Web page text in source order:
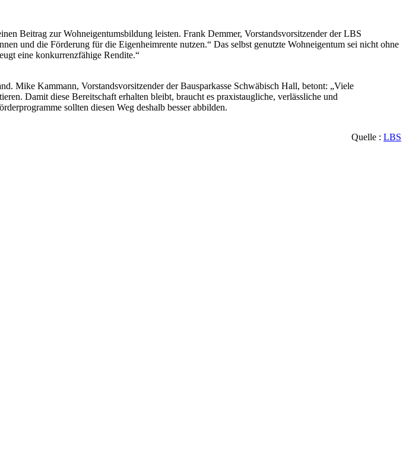
Beitrag zur Wohneigentumsbildung leisten. Frank Demmer, Vorstandsvorsitzender der LBS
und die Förderung für die Eigenheimrente nutzen.“ Das selbst genutzte Wohneigentum sei nicht ohne
eine konkurrenzfähige Rendite.“
Mike Kammann, Vorstandsvorsitzender der Bausparkasse Schwäbisch Hall, betont: „Viele
Damit diese Bereitschaft erhalten bleibt, braucht es praxistaugliche, verlässliche und
sollten diesen Weg deshalb besser abbilden.
Quelle : LBS